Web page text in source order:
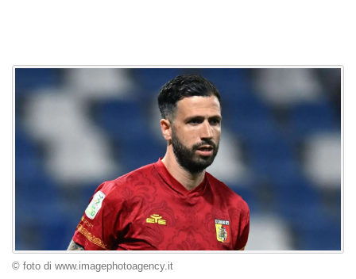
© foto di www.imagephotoagency.it